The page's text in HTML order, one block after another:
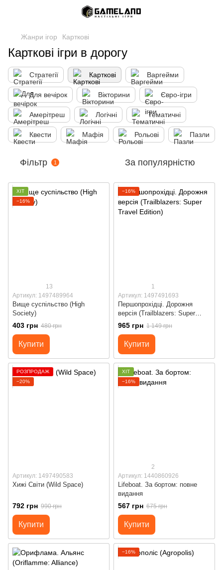
Жанри ігор Карткові
Карткові ігри в дорогу
Стратегії Карткові Варгейми
Для вечірок Вікторини Євро-ігри
Амерітреш Логічні Тематичні
Квести Мафія Рольові Пазли
Фільтр 1 За популярністю
ХІТ
−16%
13
Артикул: 1497489964
Вище суспільство (High
Society)
403 грн 480 грн
Купити
−16%
1
Артикул: 1497491693
Першопрохідці. Дорожня
версія (Trailblazers: Super
Travel Edition)
965 грн 1 149 грн
Купити
РОЗПРОДАЖ
−20%
Артикул: 1497490583
Хижі Світи (Wild Space)
792 грн 990 грн
Купити
ХІТ
−16%
2
Артикул: 1440860926
Lifeboat. За бортом: повне
видання
567 грн 675 грн
Купити
−16%